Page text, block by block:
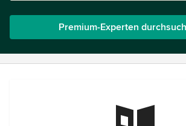
Premium-Experten